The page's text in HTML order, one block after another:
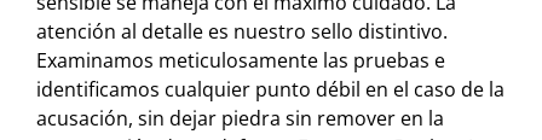
atención al detalle es nuestro sello distintivo.
Examinamos meticulosamente las pruebas e
identificamos cualquier punto débil en el caso de la
acusación, sin dejar piedra sin remover en la